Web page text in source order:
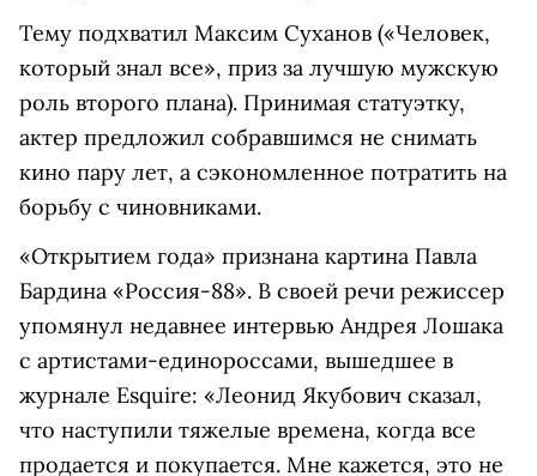
Тему подхватил Максим Суханов («Человек,
который знал все», приз за лучшую мужскую
роль второго плана). Принимая статуэтку,
актер предложил собравшимся не снимать
кино пару лет, а сэкономленное потратить на
борьбу с чиновниками.
«Открытием года» признана картина Павла
Бардина «Россия-88». В своей речи режиссер
упомянул недавнее интервью Андрея Лошака
с артистами-единороссами, вышедшее в
журнале Esquire: «Леонид Якубович сказал,
что наступили тяжелые времена, когда все
продается и покупается. Мне кажется, это не